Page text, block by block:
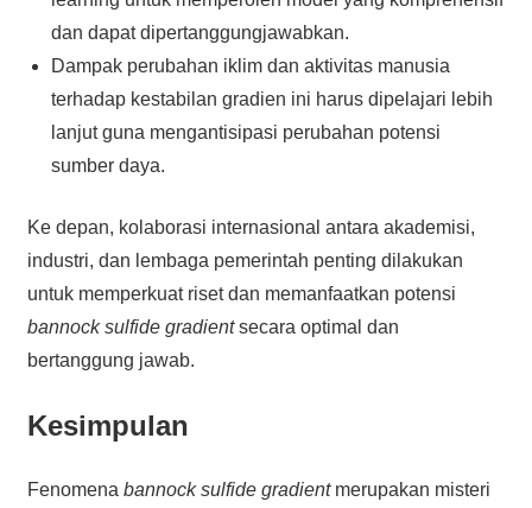
dan dapat dipertanggungjawabkan.
Dampak perubahan iklim dan aktivitas manusia
terhadap kestabilan gradien ini harus dipelajari lebih
lanjut guna mengantisipasi perubahan potensi
sumber daya.
Ke depan, kolaborasi internasional antara akademisi,
industri, dan lembaga pemerintah penting dilakukan
untuk memperkuat riset dan memanfaatkan potensi
bannock sulfide gradientsecara optimal dan
bertanggung jawab.
Kesimpulan
Fenomena bannock sulfide gradientmerupakan misteri